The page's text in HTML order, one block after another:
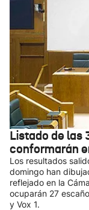
Listado de las
conformarán
Los resultados
domingo han
reflejado en la
ocuparán 27
y Vox 1.